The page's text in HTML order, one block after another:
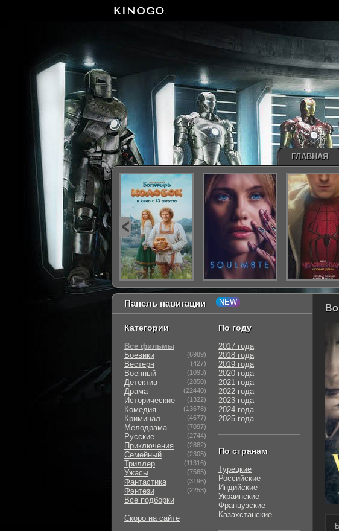
Панель навигации
Категории
Все фильмы
Боевики
(6989)
Вестерн (427)
Военный (1093)
Детектив (2850)
Драма (22440)
Исторические (1322)
Комедия (13678)
Криминал (4677)
Мелодрама (7097)
Русские (2744)
Приключения (2882)
Семейный (2305)
Триллер (11316)
Ужасы (7565)
Фантастика (3196)
Фэнтези (2253)
Все подборки
Скоро на сайте
По году
2017 года
2018 года
2019 года
2020 года
2021 года
2022 года
2023 года
2024 года
2025 года
По странам
Турецкие
Российские
Индийские
Украинские
Французские
Казахстанские
ГЛАВНАЯ